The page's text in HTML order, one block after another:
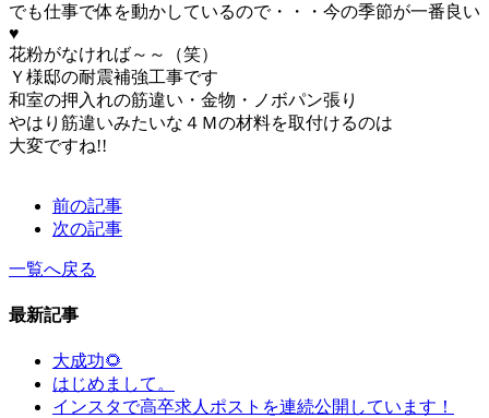
でも仕事で体を動かしているので・・・今の季節が一番良い
♥
花粉がなければ～～（笑）
Ｙ様邸の耐震補強工事です
和室の押入れの筋違い・金物・ノボパン張り
やはり筋違いみたいな４Ｍの材料を取付けるのは
大変ですね!!
前の記事
次の記事
一覧へ戻る
最新記事
大成功🌻
はじめまして。
インスタで高卒求人ポストを連続公開しています！